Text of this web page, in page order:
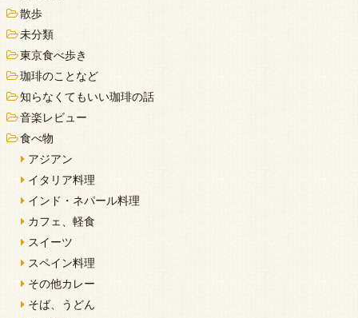
散歩
未分類
東京食べ歩き
珈琲のことなど
知らなくてもいい珈琲の話
音楽レビュー
食べ物
アジアン
イタリア料理
インド・ネパール料理
カフェ、軽食
スイーツ
スペイン料理
その他カレー
そば、うどん